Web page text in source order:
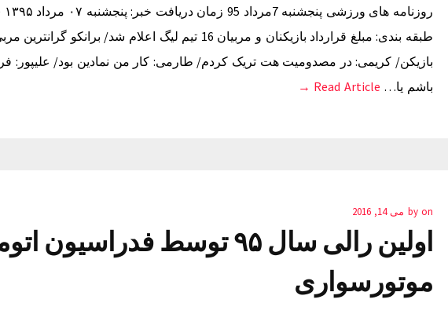
طبقه بندی: مبلغ قرارداد بازیکنان و مربیان 16 تیم لیگ اعلام شد/
بازیکن/ کریمی: در مصدومیت هت تریک کردم/ طارمی: کار من نمادین بود/ علیپور:
باشم یا… Read Article →
by on می 14, 2016
اولین رالی سال ۹۵ توسط
موتورسواری